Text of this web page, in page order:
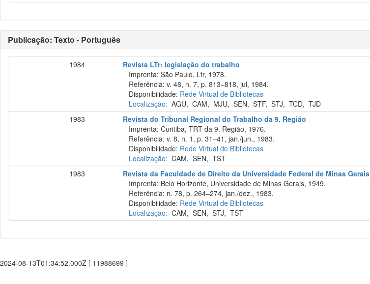
Publicação: Texto - Português
1984
Revista LTr: legislação do trabalho
Imprenta: São Paulo, Ltr, 1978.
Referência: v. 48, n. 7, p. 813–818, jul, 1984.
Disponibilidade: Rede Virtual de Bibliotecas
Localização: AGU,CAM, MJU,SEN,STF,STJ,TCD,TJD
1983
Revista do Tribunal Regional do Trabalho da 9. Região
Imprenta: Curitiba, TRT da 9. Região, 1976.
Referência: v. 8, n. 1, p. 31–41, jan./jun., 1983.
Disponibilidade: Rede Virtual de Bibliotecas
Localização: CAM,SEN,TST
1983
Revista da Faculdade de Direito da Universidade Federal de Minas Gerais
Imprenta: Belo Horizonte, Universidade de Minas Gerais, 1949.
Referência: n. 78, p. 264–274, jan./dez., 1983.
Disponibilidade: Rede Virtual de Bibliotecas
Localização: CAM,SEN,STJ,TST
2024-08-13T01:34:52.000Z [ 11988699 ]